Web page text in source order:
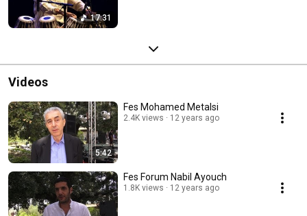
17:31
Videos
5:42
Fes Mohamed Metalsi
2.4K views 12 years ago
Fes Forum Nabil Ayouch
1.8K views 12 years ago